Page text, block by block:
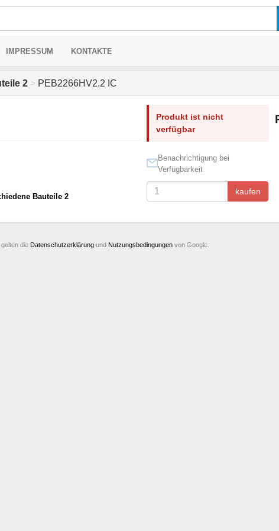
IMPRESSUM KONTAKTE
2 > PEB2266HV2.2 IC
Bauteile 2
Produkt ist nicht
verfügbar
Benachrichtigung bei
Verfügbarkeit
kaufen
die Datenschutzerklärung und Nutzungsbedingungen von Google.